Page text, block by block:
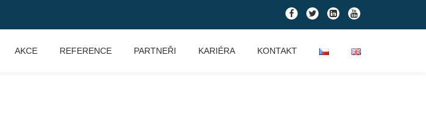
fa-
facebook
fa-
twitter
fa-
linkedin-
square
fa-
youtube
AKCE REFERENCE PARTNEŘI KARIÉRA KONTAKT